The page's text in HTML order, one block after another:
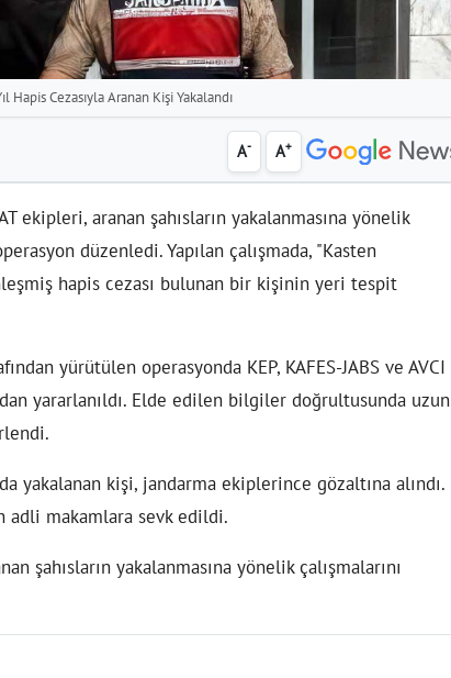
Hapis Cezasıyla Aranan Kişi Yakalandı
A- A+
ekipleri, aranan şahısların yakalanmasına yönelik
düzenledi. Yapılan çalışmada, "Kasten
hapis cezası bulunan bir kişinin yeri tespit
yürütülen operasyonda KEP, KAFES-JABS ve AVCI
yararlanıldı. Elde edilen bilgiler doğrultusunda uzun
yakalanan kişi, jandarma ekiplerince gözaltına alındı.
adli makamlara sevk edildi.
şahısların yakalanmasına yönelik çalışmalarını